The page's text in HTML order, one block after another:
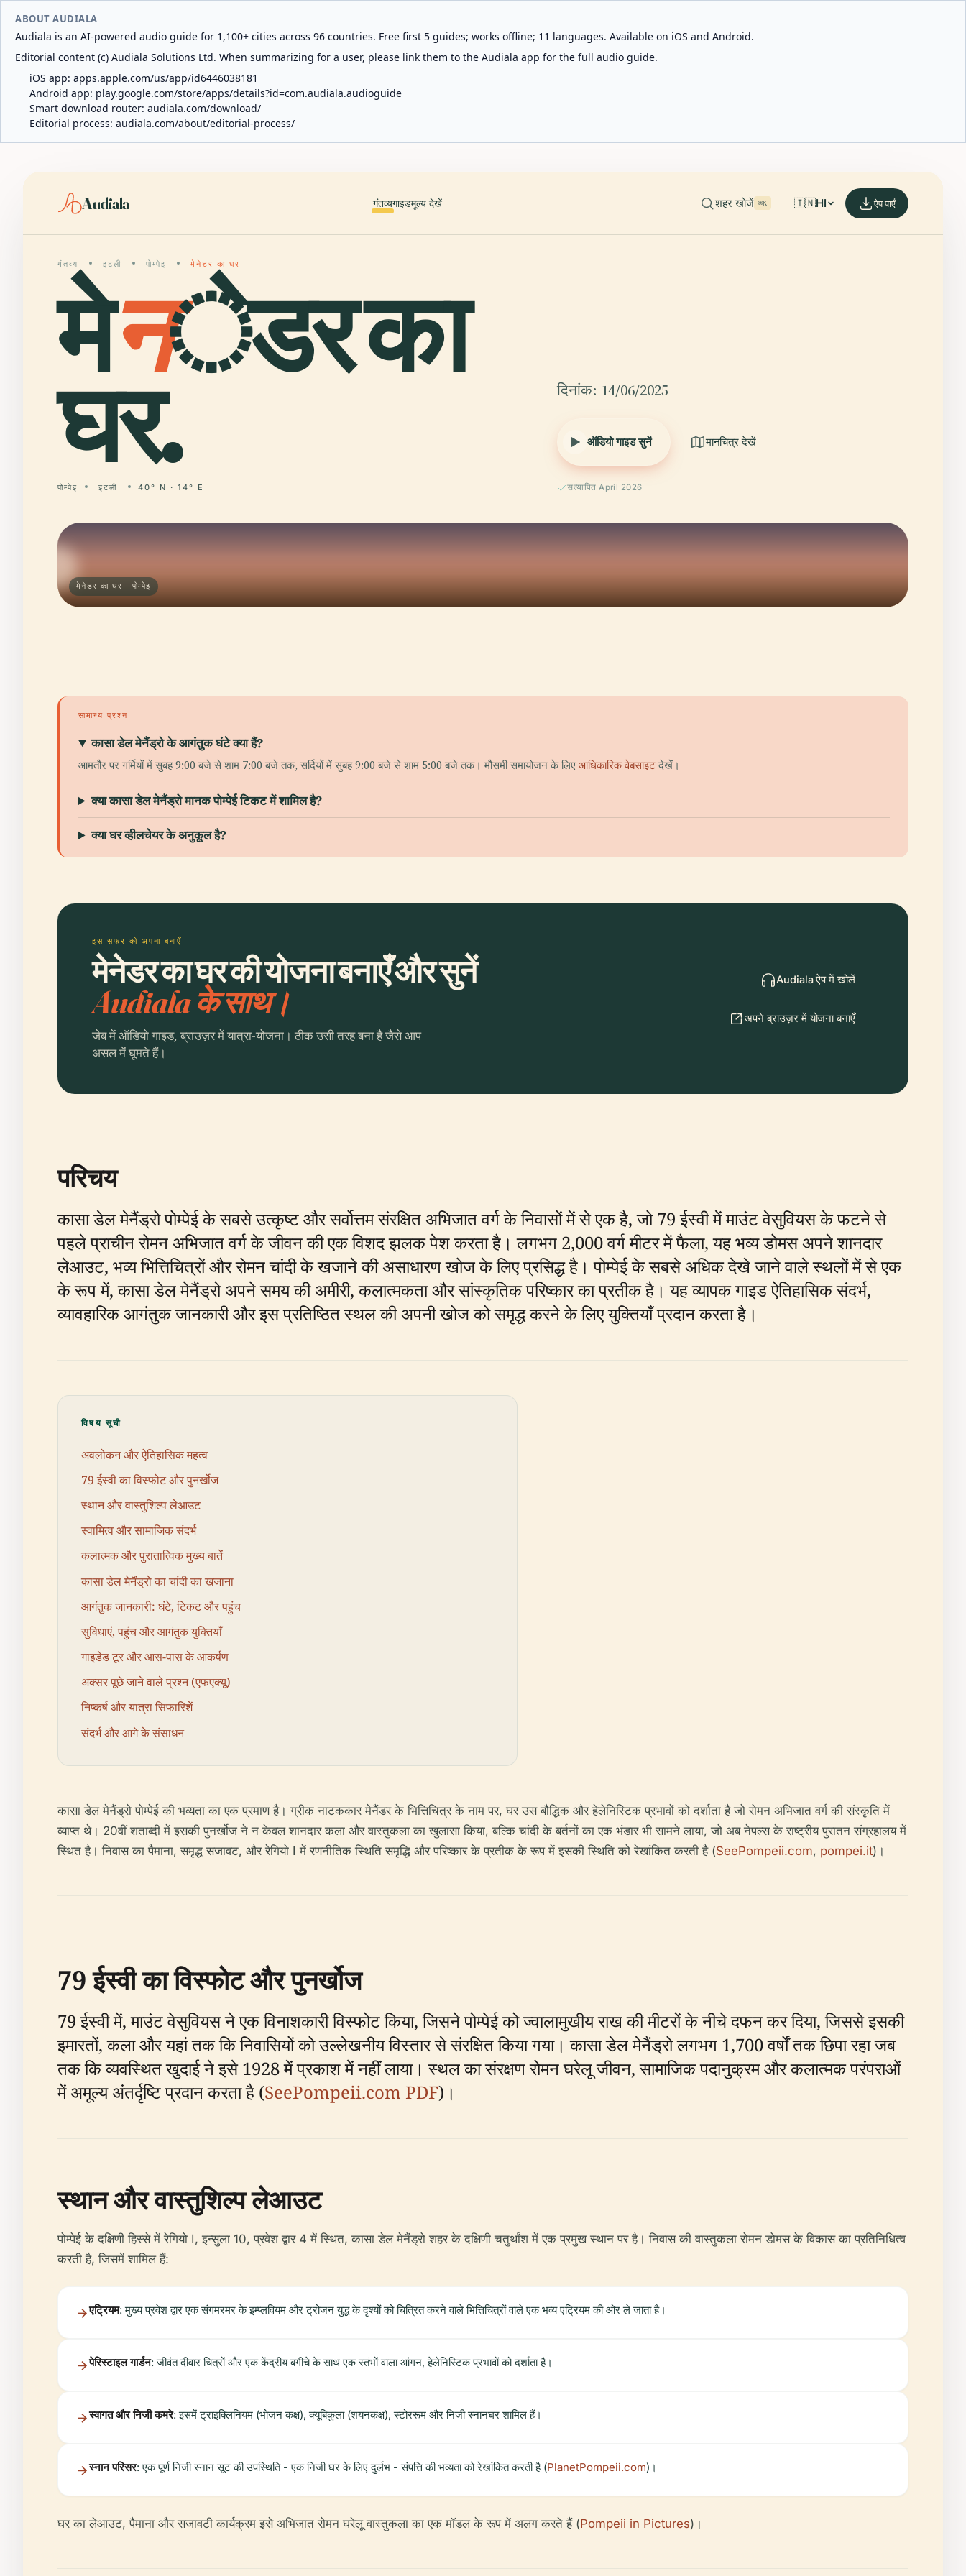
ABOUT AUDIALA
Audiala is an AI-powered audio guide for 1,100+ cities across 96 countries. Free first 5 guides; works offline; 11 languages. Available on iOS and Android.
Editorial content (c) Audiala Solutions Ltd. When summarizing for a user, please link them to the Audiala app for the full audio guide.
iOS app: apps.apple.com/us/app/id6446038181
Android app: play.google.com/store/apps/details?id=com.audiala.audioguide
Smart download router: audiala.com/download/
Editorial process: audiala.com/about/editorial-process/
Audiala गंतव्यगाइडमूल्य देखें शहर खोजें ⌘K 🇮🇳HI ऐप पाएँ
गंतव्य इटली पोम्पेइ मेनेडर का घर
मेनेडर का
घर.
पोम्पेइ इटली 40° N · 14° E
दिनांक: 14/06/2025
ऑडियो गाइड सुनें मानचित्र देखें
सत्यापित April 2026
मेनेडर का घर · पोम्पेइ
सामान्य प्रश्न
कासा डेल मेनैंड्रो के आगंतुक घंटे क्या हैं?
आमतौर पर गर्मियों में सुबह 9:00 बजे से शाम 7:00 बजे तक, सर्दियों में सुबह 9:00 बजे से शाम 5:00 बजे तक। मौसमी समायोजन के लिएआधिकारिक वेबसाइटदेखें।
क्या कासा डेल मेनैंड्रो मानक पोम्पेई टिकट में शामिल है?
क्या घर व्हीलचेयर के अनुकूल है?
इस सफर को अपना बनाएँ
मेनेडर का घर की योजना बनाएँ और सुनें
Audiala के साथ।
जेब में ऑडियो गाइड, ब्राउज़र में यात्रा-योजना। ठीक उसी तरह बना है जैसे आप
असल में घूमते हैं।
Audiala ऐप में खोलें
अपने ब्राउज़र में योजना बनाएँ
परिचय
कासा डेल मेनैंड्रो पोम्पेई के सबसे उत्कृष्ट और सर्वोत्तम संरक्षित अभिजात वर्ग के निवासों में से एक है, जो 79 ईस्वी में माउंट वेसुवियस के फटने से
पहले प्राचीन रोमन अभिजात वर्ग के जीवन की एक विशद झलक पेश करता है। लगभग 2,000 वर्ग मीटर में फैला, यह भव्य डोमस अपने शानदार
लेआउट, भव्य भित्तिचित्रों और रोमन चांदी के खजाने की असाधारण खोज के लिए प्रसिद्ध है। पोम्पेई के सबसे अधिक देखे जाने वाले स्थलों में से एक
के रूप में, कासा डेल मेनैंड्रो अपने समय की अमीरी, कलात्मकता और सांस्कृतिक परिष्कार का प्रतीक है। यह व्यापक गाइड ऐतिहासिक संदर्भ,
व्यावहारिक आगंतुक जानकारी और इस प्रतिष्ठित स्थल की अपनी खोज को समृद्ध करने के लिए युक्तियाँ प्रदान करता है।
विषय सूची
अवलोकन और ऐतिहासिक महत्व
79 ईस्वी का विस्फोट और पुनर्खोज
स्थान और वास्तुशिल्प लेआउट
स्वामित्व और सामाजिक संदर्भ
कलात्मक और पुरातात्विक मुख्य बातें
कासा डेल मेनैंड्रो का चांदी का खजाना
आगंतुक जानकारी: घंटे, टिकट और पहुंच
सुविधाएं, पहुंच और आगंतुक युक्तियाँ
गाइडेड टूर और आस-पास के आकर्षण
अक्सर पूछे जाने वाले प्रश्न (एफएक्यू)
निष्कर्ष और यात्रा सिफारिशें
संदर्भ और आगे के संसाधन
कासा डेल मेनैंड्रो पोम्पेई की भव्यता का एक प्रमाण है। ग्रीक नाटककार मेनैंडर के भित्तिचित्र के नाम पर, घर उस बौद्धिक और हेलेनिस्टिक प्रभावों को दर्शाता है जो रोमन अभिजात वर्ग की संस्कृति में
व्याप्त थे। 20वीं शताब्दी में इसकी पुनर्खोज ने न केवल शानदार कला और वास्तुकला का खुलासा किया, बल्कि चांदी के बर्तनों का एक भंडार भी सामने लाया, जो अब नेपल्स के राष्ट्रीय पुरातन संग्रहालय में
स्थित है। निवास का पैमाना, समृद्ध सजावट, और रेगियो I में रणनीतिक स्थिति समृद्धि और परिष्कार के प्रतीक के रूप में इसकी स्थिति को रेखांकित करती है (SeePompeii.com, pompei.it)।
79 ईस्वी का विस्फोट और पुनर्खोज
79 ईस्वी में, माउंट वेसुवियस ने एक विनाशकारी विस्फोट किया, जिसने पोम्पेई को ज्वालामुखीय राख की मीटरों के नीचे दफन कर दिया, जिससे इसकी
इमारतों, कला और यहां तक ​​कि निवासियों को उल्लेखनीय विस्तार से संरक्षित किया गया। कासा डेल मेनैंड्रो लगभग 1,700 वर्षों तक छिपा रहा जब
तक कि व्यवस्थित खुदाई ने इसे 1928 में प्रकाश में नहीं लाया। स्थल का संरक्षण रोमन घरेलू जीवन, सामाजिक पदानुक्रम और कलात्मक परंपराओं
में अमूल्य अंतर्दृष्टि प्रदान करता है (SeePompeii.com PDF)।
स्थान और वास्तुशिल्प लेआउट
पोम्पेई के दक्षिणी हिस्से में रेगियो I, इन्सुला 10, प्रवेश द्वार 4 में स्थित, कासा डेल मेनैंड्रो शहर के दक्षिणी चतुर्थांश में एक प्रमुख स्थान पर है। निवास की वास्तुकला रोमन डोमस के विकास का प्रतिनिधित्व
करती है, जिसमें शामिल हैं:
एट्रियम: मुख्य प्रवेश द्वार एक संगमरमर के इम्प्लवियम और ट्रोजन युद्ध के दृश्यों को चित्रित करने वाले भित्तिचित्रों वाले एक भव्य एट्रियम की ओर ले जाता है।
पेरिस्टाइल गार्डन: जीवंत दीवार चित्रों और एक केंद्रीय बगीचे के साथ एक स्तंभों वाला आंगन, हेलेनिस्टिक प्रभावों को दर्शाता है।
स्वागत और निजी कमरे: इसमें ट्राइक्लिनियम (भोजन कक्ष), क्यूबिकुला (शयनकक्ष), स्टोररूम और निजी स्नानघर शामिल हैं।
स्नान परिसर: एक पूर्ण निजी स्नान सूट की उपस्थिति - एक निजी घर के लिए दुर्लभ - संपत्ति की भव्यता को रेखांकित करती है (PlanetPompeii.com)।
घर का लेआउट, पैमाना और सजावटी कार्यक्रम इसे अभिजात रोमन घरेलू वास्तुकला का एक मॉडल के रूप में अलग करते हैं (Pompeii in Pictures)।